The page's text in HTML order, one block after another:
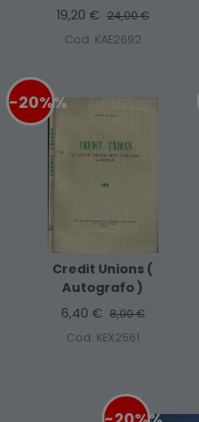
19,20 € 24,00 €
Cod. KAE2692
-20%%
Credit Unions (
Autografo )
6,40 € 8,00 €
Cod. KEX2561